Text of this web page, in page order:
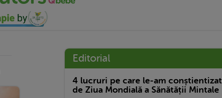
Editorial
4 lucruri pe care le-am conștientizat
de Ziua Mondială a Sănătății Mintale